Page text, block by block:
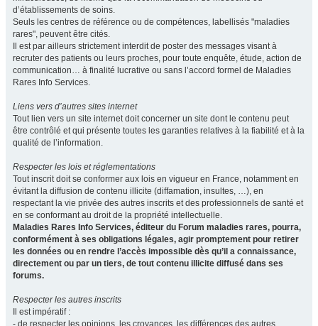
d’établissements de soins.
Seuls les centres de référence ou de compétences, labellisés "maladies
rares", peuvent être cités.
Il est par ailleurs strictement interdit de poster des messages visant à
recruter des patients ou leurs proches, pour toute enquête, étude, action de
communication… à finalité lucrative ou sans l’accord formel de Maladies
Rares Info Services.
Liens vers d’autres sites internet
Tout lien vers un site internet doit concerner un site dont le contenu peut
être contrôlé et qui présente toutes les garanties relatives à la fiabilité et à la
qualité de l’information.
Respecter les lois et réglementations
Tout inscrit doit se conformer aux lois en vigueur en France, notamment en
évitant la diffusion de contenu illicite (diffamation, insultes, …), en
respectant la vie privée des autres inscrits et des professionnels de santé et
en se conformant au droit de la propriété intellectuelle.
Maladies Rares Info Services, éditeur du Forum maladies rares, pourra,
conformément à ses obligations légales, agir promptement pour retirer
les données ou en rendre l’accès impossible dès qu’il a connaissance,
directement ou par un tiers, de tout contenu illicite diffusé dans ses
forums.
Respecter les autres inscrits
Il est impératif :
- de respecter les opinions, les croyances, les différences des autres